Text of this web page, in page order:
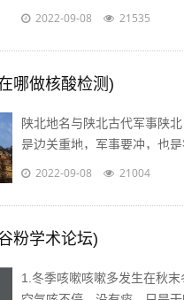
能力，训练自己的执行力，树
2022-09-08 21535
哪做核酸检测)
陕北地名与陕北古代军事陕
是边关重地，军事要冲，也
与游牧民族互相争夺的要地。
2022-09-08 21004
粉学术论坛)
1.冬季咳嗽咳嗽多发生在秋末